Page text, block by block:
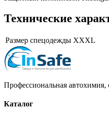
Технические
Размер спецодежды XXXL
Профессиональная автохимия,
Каталог